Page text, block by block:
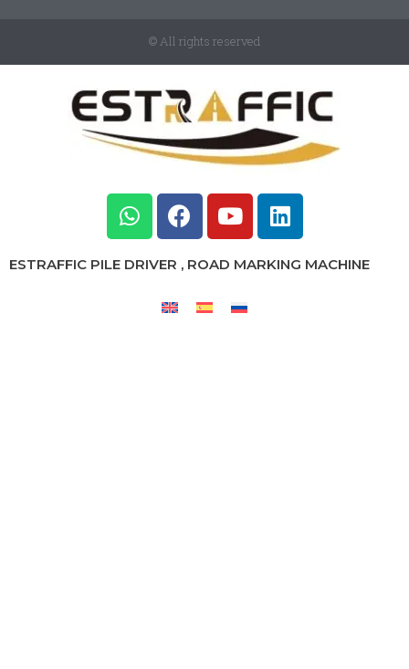
© All rights reserved
ESTRAFFIC PILE DRIVER , ROAD MARKING MACHINE